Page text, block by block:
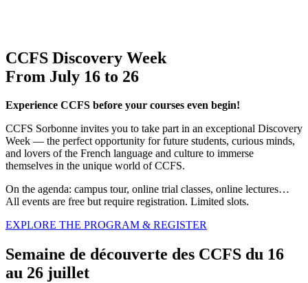
CCFS Discovery Week
From July 16 to 26
Experience CCFS before your courses even begin!
CCFS Sorbonne invites you to take part in an exceptional Discovery
Week — the perfect opportunity for future students, curious minds,
and lovers of the French language and culture to immerse
themselves in the unique world of CCFS.
On the agenda: campus tour, online trial classes, online lectures…
All events are free but require registration. Limited slots.
EXPLORE THE PROGRAM & REGISTER
Semaine de découverte des CCFS du 16
au 26 juillet